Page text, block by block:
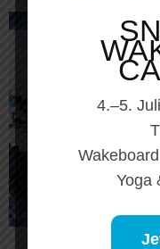
4.–5.
Yoga